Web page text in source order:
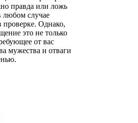
правда или ложь
любом случае
проверке. Однако,
это не только
от вас
мужества и отваги